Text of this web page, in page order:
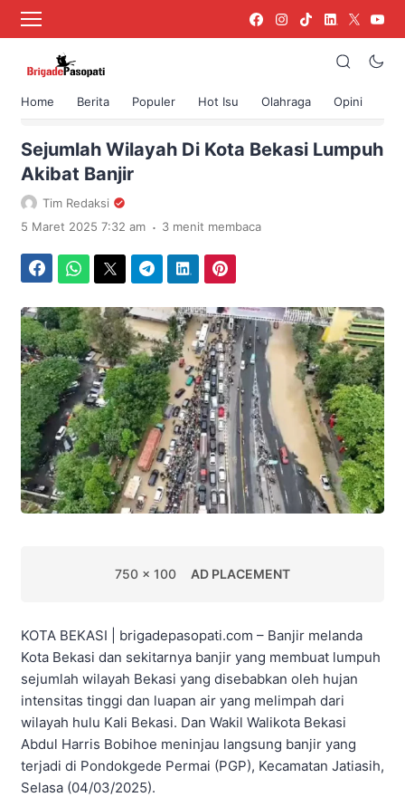
Home Berita Populer Hot Isu Olahraga Opini
›
Sejumlah Wilayah Di Kota Bekasi Lumpuh
Akibat Banjir
Tim Redaksi
5 Maret 2025 7:32 am . 3 menit membaca
750 x 100 AD PLACEMENT
KOTA BEKASI | brigadepasopati.com – Banjir melanda
Kota Bekasi dan sekitarnya banjir yang membuat lumpuh
sejumlah wilayah Bekasi yang disebabkan oleh hujan
intensitas tinggi dan luapan air yang melimpah dari
wilayah hulu Kali Bekasi. Dan Wakil Walikota Bekasi
Abdul Harris Bobihoe meninjau langsung banjir yang
terjadi di Pondokgede Permai (PGP), Kecamatan Jatiasih,
Selasa (04/03/2025).